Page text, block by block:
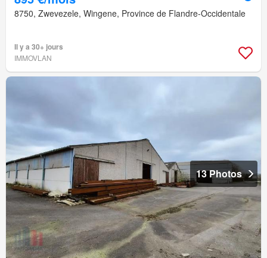
8750, Zwevezele, Wingene, Province de Flandre-Occidentale
Il y a 30+ jours
IMMOVLAN
13 Photos